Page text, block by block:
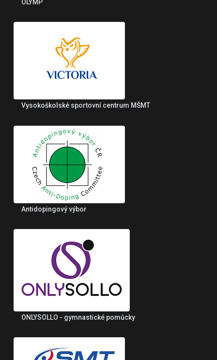
OLYMP
Vysokoškolské sportovní centrum MŠMT
Antidopingový výbor
ONLYSOLLO - gymnastické pomůcky